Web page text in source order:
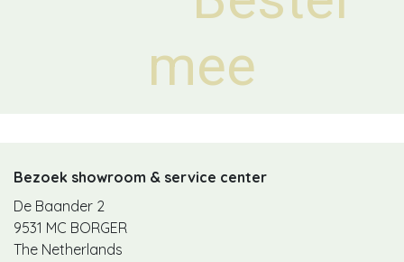
mee
Bezoek showroom & service center
De Baander 2
9531 MC BORGER
The Netherlands